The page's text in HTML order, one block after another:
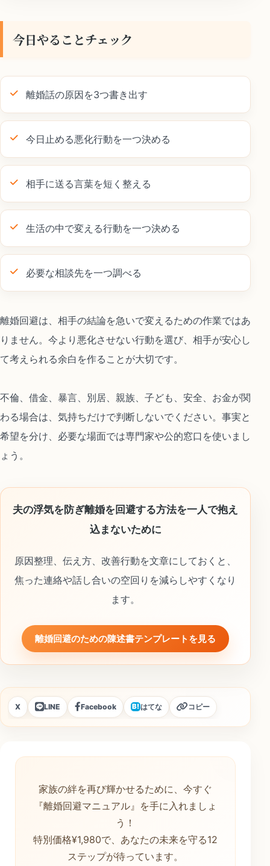
今日やることチェック
離婚話の原因を3つ書き出す
今日止める悪化行動を一つ決める
相手に送る言葉を短く整える
生活の中で変える行動を一つ決める
必要な相談先を一つ調べる
離婚回避は、相手の結論を急いで変えるための作業ではあ
りません。今より悪化させない行動を選び、相手が安心し
て考えられる余白を作ることが大切です。
不倫、借金、暴言、別居、親族、子ども、安全、お金が関
わる場合は、気持ちだけで判断しないでください。事実と
希望を分け、必要な場面では専門家や公的窓口を使いまし
ょう。
夫の浮気を防ぎ離婚を回避する方法を一人で抱え
込まないために
原因整理、伝え方、改善行動を文章にしておくと、
焦った連絡や話し合いの空回りを減らしやすくなり
ます。
離婚回避のための陳述書テンプレートを見る
X LINE Facebook B!はてな コピー
家族の絆を再び輝かせるために、今すぐ
『離婚回避マニュアル』を手に入れましょ
う！
特別価格¥1,980で、あなたの未来を守る12
ステップが待っています。